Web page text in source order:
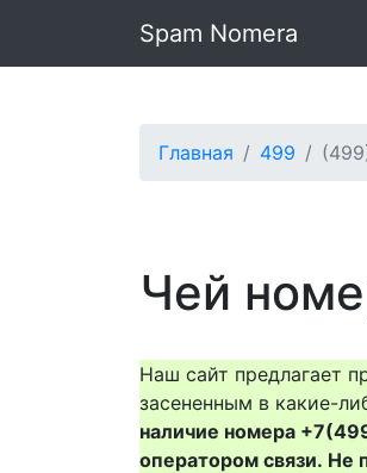
Spam Nomera
Главная 499
Чей
Наш сайт предлагает
засененным в какие-
наличие номера
оператором связи. Не